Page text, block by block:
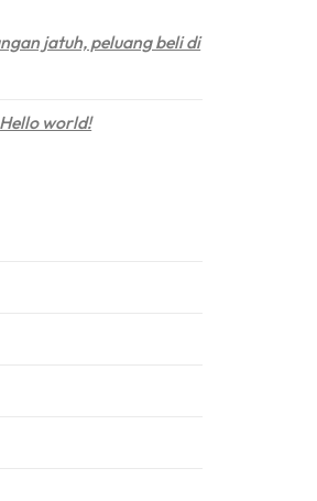
jatuh, peluang beli di
Hello world!